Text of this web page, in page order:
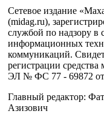
Сетевое издание
(midag.ru),
службой по надзору в
информационных
коммуникаций.
регистрации
ЭЛ № ФС 77 - 69872 от
Главный редактор:
Азизович